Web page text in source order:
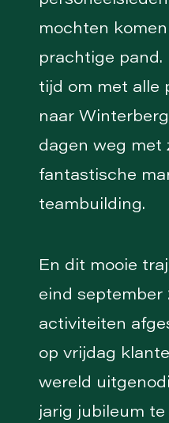
mochten
prachtige
tijd om met alle
naar
dagen weg met
fantastische
teambuilding.
En dit mooie
eind september
activiteiten
op vrijdag
wereld
jarig jubileum